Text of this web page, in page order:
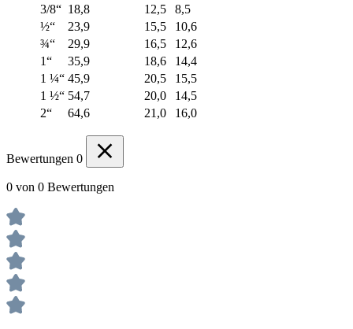
3/8“ 18,8 12,5
8,5
½“
23,9 15,5
10,6
¾“
29,9 16,5
12,6
1“
35,9 18,6
14,4
1 ¼“ 45,9 20,5
15,5
1 ½“ 54,7 20,0
14,5
2“
64,6 21,0 16,0
Bewertungen 0
0 von 0 Bewertungen